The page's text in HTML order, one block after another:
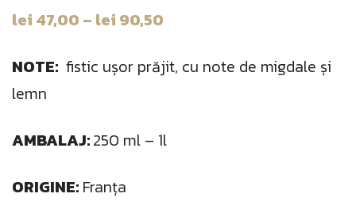
lei 47,00 – lei 90,50
NOTE: fistic ușor prăjit, cu note de migdale și
lemn
AMBALAJ:250 ml – 1l
ORIGINE: Franța